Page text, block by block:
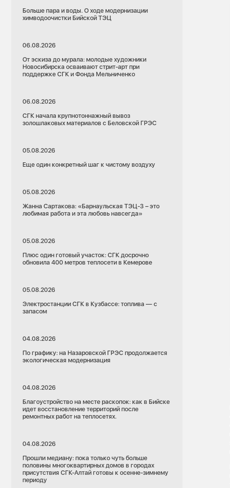
Больше пара и воды. О ходе модернизации
химводоочистки Бийской ТЭЦ
06.08.2026
От эскиза до мурала: молодые художники
Новосибирска осваивают стрит-арт при
поддержке СГК и Фонда Мельниченко
06.08.2026
СГК начала крупнотоннажный вывоз
золошлаковых материалов с Беловской ГРЭС
05.08.2026
Еще один конкретный шаг к чистому воздуху
05.08.2026
Жанна Сартакова: «Барнаульская ТЭЦ-3 – это
любимая работа и эта любовь навсегда»
05.08.2026
Плюс один готовый участок: СГК досрочно
обновила 400 метров теплосети в Кемерове
05.08.2026
Электростанции СГК в Кузбассе: топлива — с
запасом
04.08.2026
По графику: на Назаровской ГРЭС продолжается
экологическая модернизация
04.08.2026
Благоустройство на месте раскопок: как в Бийске
идет восстановление территорий после
ремонтных работ на теплосетях.
04.08.2026
Прошли медиану: пока только чуть больше
половины многоквартирных домов в городах
присутствия СГК-Алтай готовы к осенне-зимнему
периоду